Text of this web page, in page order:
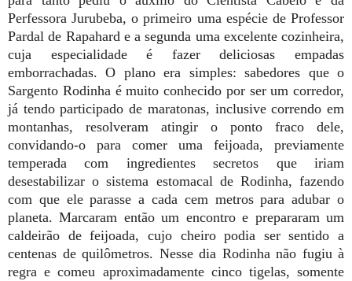
Perfessora Jurubeba, o primeiro uma espécie de Professor
Pardal de Rapahard e a segunda uma excelente cozinheira,
cuja especialidade é fazer deliciosas empadas
emborrachadas. O plano era simples: sabedores que o
Sargento Rodinha é muito conhecido por ser um corredor,
já tendo participado de maratonas, inclusive correndo em
montanhas, resolveram atingir o ponto fraco dele,
convidando-o para comer uma feijoada, previamente
temperada com ingredientes secretos que iriam
desestabilizar o sistema estomacal de Rodinha, fazendo
com que ele parasse a cada cem metros para adubar o
planeta. Marcaram então um encontro e prepararam um
caldeirão de feijoada, cujo cheiro podia ser sentido a
centenas de quilômetros. Nesse dia Rodinha não fugiu à
regra e comeu aproximadamente cinco tigelas, somente